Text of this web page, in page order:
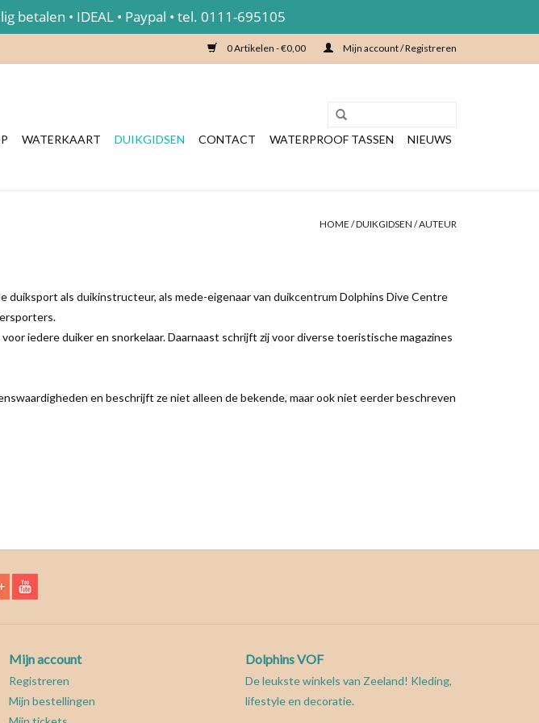
0 Artikelen - €0,00 Mijn account / Registreren
WATERKAART DUIKGIDSEN CONTACT WATERPROOF TASSEN NIEUWS
HOME /DUIKGIDSEN /AUTEUR
duiksport als duikinstructeur, als mede-eigenaar van duikcentrum Dolphins Dive Centre
iedere duiker en snorkelaar. Daarnaast schrijft zij voor diverse toeristische magazines
en beschrijft ze niet alleen de bekende, maar ook niet eerder beschreven
Mijn account
Registreren
Mijn bestellingen
Dolphins VOF
De leukste winkels van Zeeland! Kleding,
lifestyle en decoratie.
• IDEAL • Paypal • tel. 0111-695105